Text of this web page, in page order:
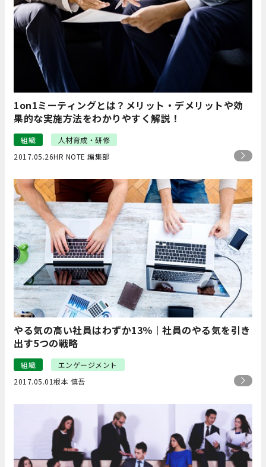
1on1ミーティングとは？メリット・デメリットや効
果的な実施方法をわかりやすく解説！
組織
人材育成・研修
2017.05.26HR NOTE 編集部
やる気の高い社員はわずか13％｜社員のやる気を引き
出す5つの戦略
組織
エンゲージメント
2017.05.01根本 慎吾